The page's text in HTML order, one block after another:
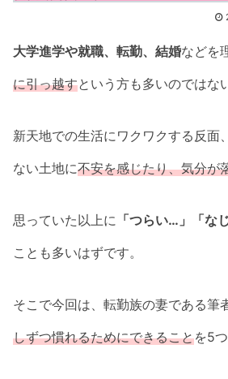
大学進学や就職、転勤、結婚などを
に引っ越すという方も多いのではな
新天地での生活にワクワクする反面
ない土地に不安を感じたり、気分が
思っていた以上に 「つらい…」「な
ことも多いはずです。
そこで今回は、転勤族の妻である筆
しずつ慣れるためにできることを5